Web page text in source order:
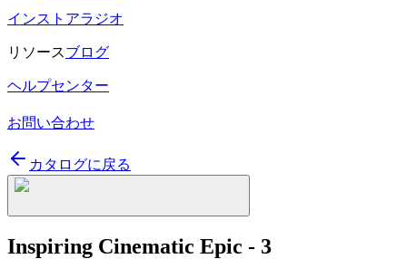
インストアラジオ
リソースブログ
ヘルプセンター
お問い合わせ
カタログに戻る
Inspiring Cinematic Epic - 3